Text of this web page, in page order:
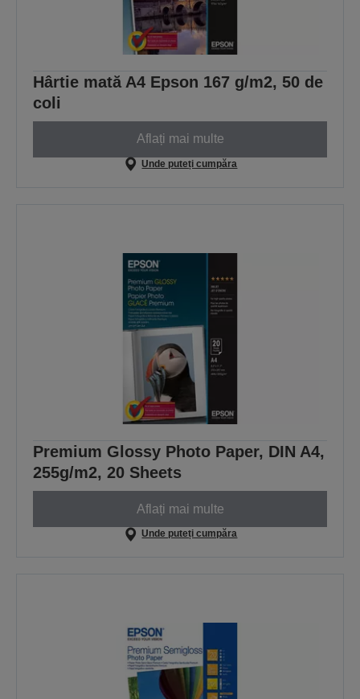
Hârtie mată A4 Epson 167 g/m2, 50 de
coli
Aflați mai multe
Unde puteți cumpăra
Premium Glossy Photo Paper, DIN A4,
255g/m2, 20 Sheets
Aflați mai multe
Unde puteți cumpăra